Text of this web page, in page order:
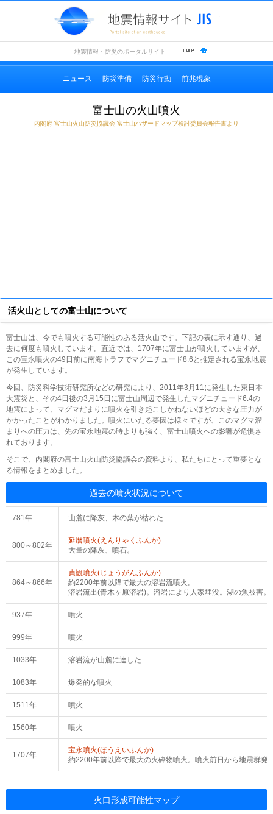
地震情報・防災のポータルサイト
ニュース 防災準備 防災行動 前兆現象
富士山の火山噴火
内閣府 富士山火山防災協議会 富士山ハザードマップ検討委員会報告書より
活火山としての富士山について
富士山は、今でも噴火する可能性のある活火山です。下記の表に示す通り、過
去に何度も噴火しています。直近では、1707年に富士山が噴火していますが、
この宝永噴火の49日前に南海トラフでマグニチュード8.6と推定される宝永地震
が発生しています。
今回、防災科学技術研究所などの研究により、2011年3月11に発生した東日本
大震災と、その4日後の3月15日に富士山周辺で発生したマグニチュード6.4の
地震によって、マグマだまりに噴火を引き起こしかねないほどの大きな圧力が
かかったことがわかりました。噴火にいたる要因は様々ですが、このマグマ溜
まりへの圧力は、先の宝永地震の時よりも強く、富士山噴火への影響が危惧さ
れております。
そこで、内閣府の富士山火山防災協議会の資料より、私たちにとって重要とな
る情報をまとめました。
過去の噴火状況について
781年 山麓に降灰、木の葉が枯れた
800～802年
延暦噴火(えんりゃくふんか)
大量の降灰、噴石。
864～866年
貞観噴火(じょうがんふんか)
約2200年前以降で最大の溶岩流噴火。
溶岩流出(青木ヶ原溶岩)。溶岩により人家埋没。湖の魚被害。
937年 噴火
999年 噴火
1033年 溶岩流が山麓に達した
1083年 爆発的な噴火
1511年 噴火
1560年 噴火
1707年
宝永噴火(ほうえいふんか)
約2200年前以降で最大の火砕物噴火。噴火前日から地震群
火口形成可能性マップ